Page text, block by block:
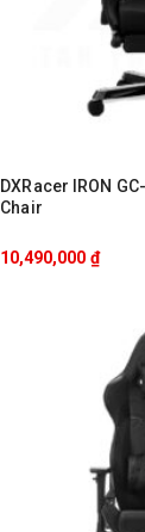
DXRacer IRON
Chair
10,490,000₫